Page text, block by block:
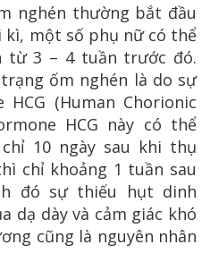
nghén thường bắt đầu
một số phụ nữ có thể
từ 3 – 4 tuần trước đó.
ốm nghén là do sự
(Human Chorionic
HCG này có thể
10 ngày sau khi thụ
chỉ khoảng 1 tuần sau
đó sự thiếu hụt dinh
dạ dày và cảm giác khó
cũng là nguyên nhân